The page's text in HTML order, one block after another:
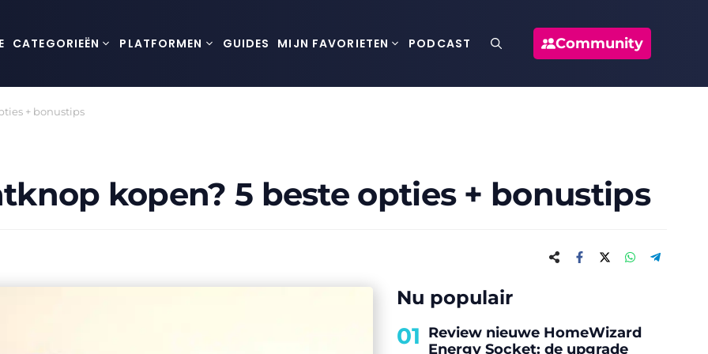
CATEGORIEËN PLATFORMEN GUIDES MIJN FAVORIETEN PODCAST Community
+ bonustips
kopen? 5 beste opties + bonustips
Nu populair
01 Review nieuwe HomeWizard
Energy Socket: de upgrade